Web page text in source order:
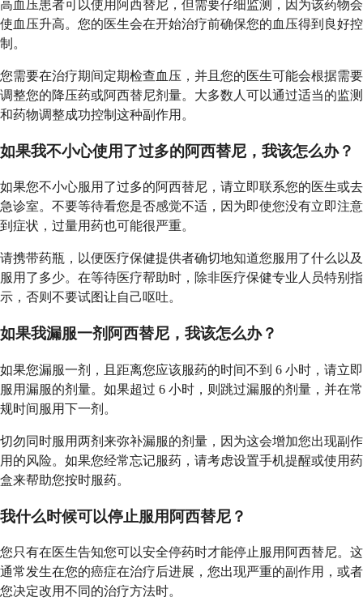
高血压患者可以使用阿西替尼，但需要仔细监测，因为该药物会
使血压升高。您的医生会在开始治疗前确保您的血压得到良好控
制。
您需要在治疗期间定期检查血压，并且您的医生可能会根据需要
调整您的降压药或阿西替尼剂量。大多数人可以通过适当的监测
和药物调整成功控制这种副作用。
如果我不小心使用了过多的阿西替尼，我该怎么办？
如果您不小心服用了过多的阿西替尼，请立即联系您的医生或去
急诊室。不要等待看您是否感觉不适，因为即使您没有立即注意
到症状，过量用药也可能很严重。
请携带药瓶，以便医疗保健提供者确切地知道您服用了什么以及
服用了多少。在等待医疗帮助时，除非医疗保健专业人员特别指
示，否则不要试图让自己呕吐。
如果我漏服一剂阿西替尼，我该怎么办？
如果您漏服一剂，且距离您应该服药的时间不到 6 小时，请立即
服用漏服的剂量。如果超过 6 小时，则跳过漏服的剂量，并在常
规时间服用下一剂。
切勿同时服用两剂来弥补漏服的剂量，因为这会增加您出现副作
用的风险。如果您经常忘记服药，请考虑设置手机提醒或使用药
盒来帮助您按时服药。
我什么时候可以停止服用阿西替尼？
您只有在医生告知您可以安全停药时才能停止服用阿西替尼。这
通常发生在您的癌症在治疗后进展，您出现严重的副作用，或者
您决定改用不同的治疗方法时。